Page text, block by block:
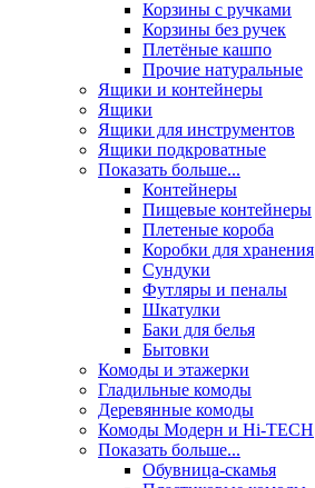
Корзины с ручками
Корзины без ручек
Плетёные кашпо
Прочие натуральные
Ящики и контейнеры
Ящики
Ящики для инструментов
Ящики подкроватные
Показать больше...
Контейнеры
Пищевые контейнеры
Плетеные короба
Коробки для хранения
Сундуки
Футляры и пеналы
Шкатулки
Баки для белья
Бытовки
Комоды и этажерки
Гладильные комоды
Деревянные комоды
Комоды Модерн и Hi-TECH
Показать больше...
Обувница-скамья